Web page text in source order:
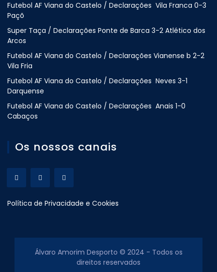
Futebol AF Viana do Castelo / Declarações Vila Franca 0-3
Paçõ
Super Taça / Declarações Ponte de Barca 3-2 Atlético dos
Arcos
Futebol AF Viana do Castelo / Declarações Vianense b 2-2
Vila Fria
Futebol AF Viana do Castelo / Declarações Neves 3-1
Darquense
Futebol AF Viana do Castelo / Declarações Anais 1-0
Cabaços
Os nossos canais
Política de Privacidade e Cookies
Álvaro Amorim Desporto © 2024 - Todos os
direitos reservados